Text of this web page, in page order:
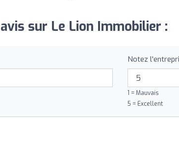
sur Le Lion Immobilier :
Notez
1 = Mauvais
5 = Excellent